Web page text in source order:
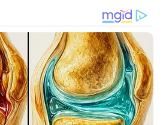
സ്വര്‍ണത്തിന് 120 രൂപ
45,080 രൂപ
സ്വര്‍ണത്തിന് 80 രൂപ
45,000 രൂപ
സ്വര്‍ണത്തിന് 120 രൂപ
44,880 രൂപ
സ്വര്‍ണത്തിന് 320 രൂപ